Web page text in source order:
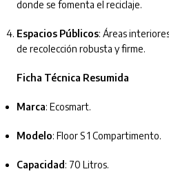
donde se fomenta el reciclaje.
Espacios Públicos: Áreas
de recolección robusta y firme.
Ficha Técnica Resumida
Marca: Ecosmart.
Modelo: Floor S 1 Compartimento.
Capacidad : 70 Litros.